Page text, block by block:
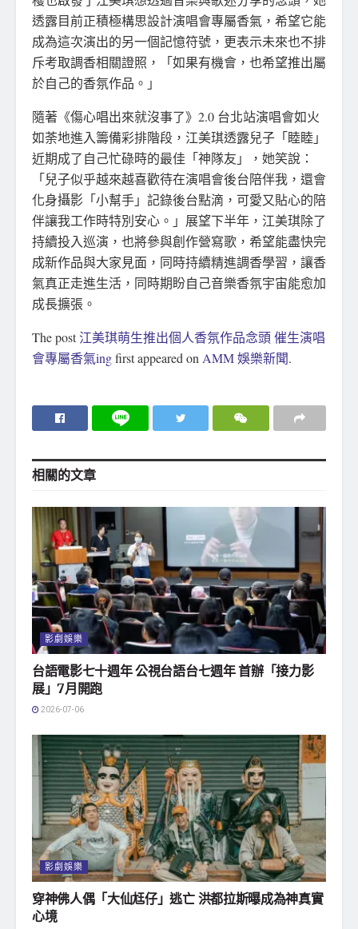
透露目前正積極構思設計演唱會專屬香氣，希望它能
成為這次演出的另一個記憶符號，更表示未來也不排
斥考取調香相關證照，「如果有機會，也希望推出屬
於自己的香氛作品。」
隨著《傷心唱出來就沒事了》2.0 台北站演唱會如火
如荼地進入籌備彩排階段，江美琪透露兒子「睦睦」
近期成了自己忙碌時的最佳「神隊友」，她笑說：
「兒子似乎越來越喜歡待在演唱會後台陪伴我，還會
化身攝影「小幫手」記錄後台點滴，可愛又貼心的陪
伴讓我工作時特別安心。」展望下半年，江美琪除了
持續投入巡演，也將參與創作營寫歌，希望能盡快完
成新作品與大家見面，同時持續精進調香學習，讓香
氣真正走進生活，同時期盼自己音樂香氛宇宙能愈加
成長擴張。
The post江美琪萌生推出個人香氛作品念頭 催生演唱
會專屬香氣ingfirst appeared on AMM 娛樂新聞.
相關的文章
影劇娛樂
台語電影七十週年 公視台語台七週年 首辦「接力影
展」7月開跑
2026-07-06
影劇娛樂
穿神佛人偶「大仙尪仔」逃亡 洪都拉斯曝成為神真實
心境